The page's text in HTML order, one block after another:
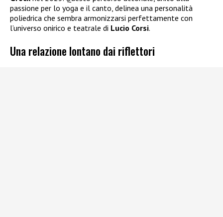
passione per lo yoga e il canto, delinea una personalità
poliedrica che sembra armonizzarsi perfettamente con
l’universo onirico e teatrale di Lucio Corsi.
Una relazione lontano dai riflettori